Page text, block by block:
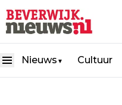
Nieuws ▼ Cultuur